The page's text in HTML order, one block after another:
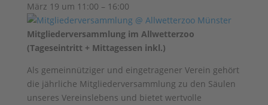
März 19 um 11:00 – 16:00
Mitgliederversammlung im Allwetterzoo
(Tageseintritt + Mittagessen inkl.)
Als gemeinnütziger und eingetragener Verein gehört
die jährliche Mitgliederversammlung zu den Säulen
unseres Vereinslebens und bietet wertvolle